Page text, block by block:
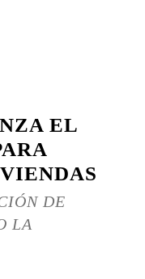
EL
DE
LA